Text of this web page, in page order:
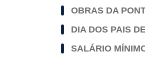
OBRAS DA
DIA DOS PAIS
SALÁRIO